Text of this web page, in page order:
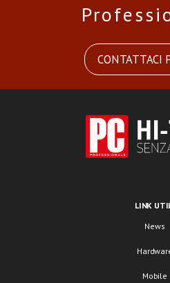
CONTATTACI
LINK
News
Mobile